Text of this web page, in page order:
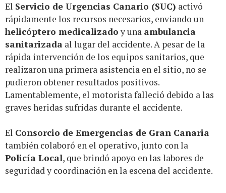
El Servicio de Urgencias Canario (SUC) activó
rápidamente los recursos necesarios, enviando un
helicóptero medicalizado y una ambulancia
sanitarizada al lugar del accidente. A pesar de la
rápida intervención de los equipos sanitarios, que
realizaron una primera asistencia en el sitio, no se
pudieron obtener resultados positivos.
Lamentablemente, el motorista falleció debido a las
graves heridas sufridas durante el accidente.
El Consorcio de Emergencias de Gran Canaria
también colaboró en el operativo, junto con la
Policía Local, que brindó apoyo en las labores de
seguridad y coordinación en la escena del accidente.